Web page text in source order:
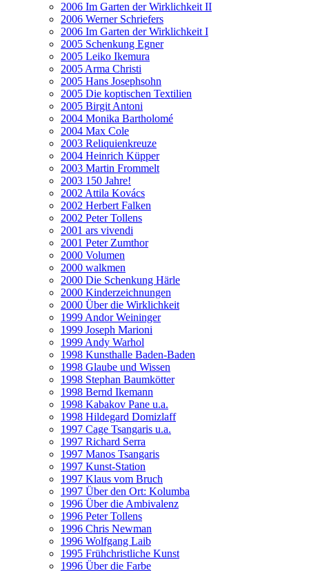
2006 Im Garten der Wirklichkeit II
2006 Werner Schriefers
2006 Im Garten der Wirklichkeit I
2005 Schenkung Egner
2005 Leiko Ikemura
2005 Arma Christi
2005 Hans Josephsohn
2005 Die koptischen Textilien
2005 Birgit Antoni
2004 Monika Bartholomé
2004 Max Cole
2003 Reliquienkreuze
2004 Heinrich Küpper
2003 Martin Frommelt
2003 150 Jahre!
2002 Attila Kovács
2002 Herbert Falken
2002 Peter Tollens
2001 ars vivendi
2001 Peter Zumthor
2000 Volumen
2000 walkmen
2000 Die Schenkung Härle
2000 Kinderzeichnungen
2000 Über die Wirklichkeit
1999 Andor Weininger
1999 Joseph Marioni
1999 Andy Warhol
1998 Kunsthalle Baden-Baden
1998 Glaube und Wissen
1998 Stephan Baumkötter
1998 Bernd Ikemann
1998 Kabakov Pane u.a.
1998 Hildegard Domizlaff
1997 Cage Tsangaris u.a.
1997 Richard Serra
1997 Manos Tsangaris
1997 Kunst-Station
1997 Klaus vom Bruch
1997 Über den Ort: Kolumba
1996 Über die Ambivalenz
1996 Peter Tollens
1996 Chris Newman
1996 Wolfgang Laib
1995 Frühchristliche Kunst
1996 Über die Farbe